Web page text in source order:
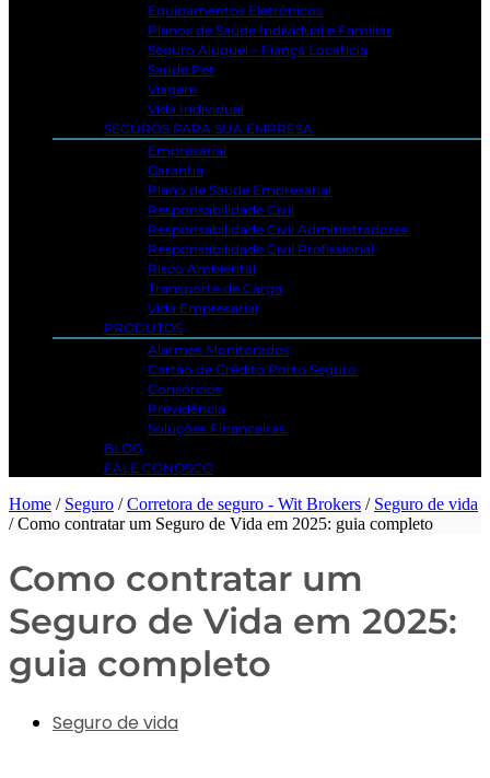
Equipamentos Eletrônicos
Planos de Saúde Individual e Familiar
Seguro Aluguel – Fiança Locatícia
Saúde Pet
Viagem
Vida Individual
SEGUROS PARA SUA EMPRESA
Empresarial
Garantia
Plano de Saúde Empresarial
Responsabilidade Civil
Responsabilidade Civil Administradores
Responsabilidade Civil Profissional
Risco Ambiental
Transporte de Carga
Vida Empresarial
PRODUTOS
Alarmes Monitorados
Cartão de Crédito Porto Seguro
Consórcios
Previdência
Soluções Financeiras
BLOG
FALE CONOSCO
Home / Seguro / Corretora de seguro - Wit Brokers / Seguro de vida
/Como contratar um Seguro de Vida em 2025: guia completo
Como contratar um
Seguro de Vida em 2025:
guia completo
Seguro de vida